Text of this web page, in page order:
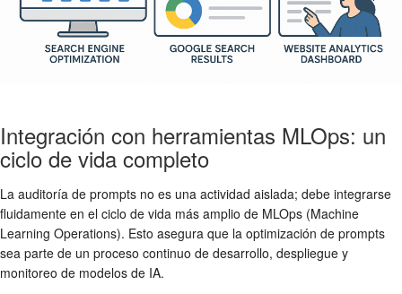
Integración con herramientas MLOps: un
ciclo de vida completo
La auditoría de prompts no es una actividad aislada; debe integrarse
fluidamente en el ciclo de vida más amplio de MLOps (Machine
Learning Operations). Esto asegura que la optimización de prompts
sea parte de un proceso continuo de desarrollo, despliegue y
monitoreo de modelos de IA.